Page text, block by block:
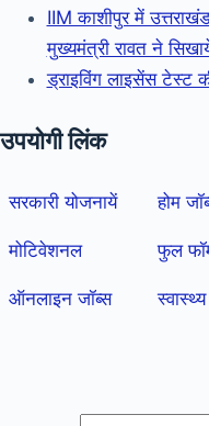
IIM काशीपुर में
मुख्यमंत्री रावत ने
ड्राइविंग लाइसेंस टेस्ट
उपयोगी लिंक
सरकारी योजनायें होम
मोटिवेशनल फुल
ऑनलाइन जॉब्स